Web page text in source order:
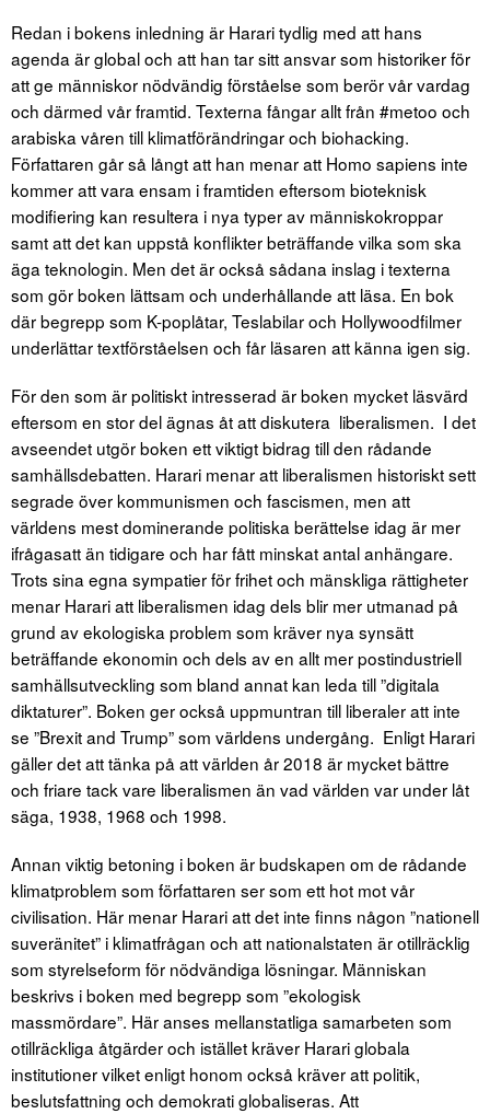
Redan i bokens inledning är Harari tydlig med att hans
agenda är global och att han tar sitt ansvar som historiker för
att ge människor nödvändig förståelse som berör vår vardag
och därmed vår framtid. Texterna fångar allt från #metoo och
arabiska våren till klimatförändringar och biohacking.
Författaren går så långt att han menar att Homo sapiens inte
kommer att vara ensam i framtiden eftersom bioteknisk
modifiering kan resultera i nya typer av människokroppar
samt att det kan uppstå konflikter beträffande vilka som ska
äga teknologin. Men det är också sådana inslag i texterna
som gör boken lättsam och underhållande att läsa. En bok
där begrepp som K-poplåtar, Teslabilar och Hollywoodfilmer
underlättar textförståelsen och får läsaren att känna igen sig.
För den som är politiskt intresserad är boken mycket läsvärd
eftersom en stor del ägnas åt att diskutera liberalismen. I det
avseendet utgör boken ett viktigt bidrag till den rådande
samhällsdebatten. Harari menar att liberalismen historiskt sett
segrade över kommunismen och fascismen, men att
världens mest dominerande politiska berättelse idag är mer
ifrågasatt än tidigare och har fått minskat antal anhängare.
Trots sina egna sympatier för frihet och mänskliga rättigheter
menar Harari att liberalismen idag dels blir mer utmanad på
grund av ekologiska problem som kräver nya synsätt
beträffande ekonomin och dels av en allt mer postindustriell
samhällsutveckling som bland annat kan leda till ”digitala
diktaturer”. Boken ger också uppmuntran till liberaler att inte
se ”Brexit and Trump” som världens undergång. Enligt Harari
gäller det att tänka på att världen år 2018 är mycket bättre
och friare tack vare liberalismen än vad världen var under låt
säga, 1938, 1968 och 1998.
Annan viktig betoning i boken är budskapen om de rådande
klimatproblem som författaren ser som ett hot mot vår
civilisation. Här menar Harari att det inte finns någon ”nationell
suveränitet” i klimatfrågan och att nationalstaten är otillräcklig
som styrelseform för nödvändiga lösningar. Människan
beskrivs i boken med begrepp som ”ekologisk
massmördare”. Här anses mellanstatliga samarbeten som
otillräckliga åtgärder och istället kräver Harari globala
institutioner vilket enligt honom också kräver att politik,
beslutsfattning och demokrati globaliseras. Att